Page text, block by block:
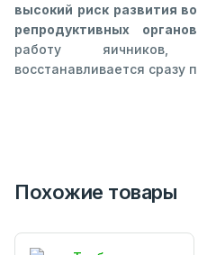
высокий риск развития
репродуктивных
работу яичников,
восстанавливается сразу
Похожие товары